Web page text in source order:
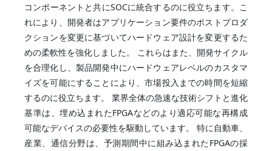
コンポーネントと共にSOCに統合するのに役立ちます。こ
れにより、開発者はアプリケーション要件のポストプロダ
クションを変更に基づいてハードウェア設計を変更するた
めの柔軟性を強化しました。 これらはまた、開発サイクル
を合理化し、製品開発中にハードウェアレベルのカスタマ
イズを可能にすることにより、市場投入までの時間を短縮
するのに役立ちます。 業界全体の急速な技術シフトと進化
基準は、埋め込まれたFPGAなどのより適応可能な再構成
可能なデバイスの必要性を駆動しています。 特に自動車、
産業、通信分野は、予測期間中に組み込まれたFPGAの採